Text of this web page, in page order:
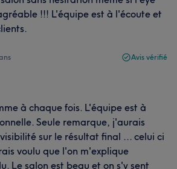
!!! L'équipe est à l'écoute et
Avis vérifié
à chaque fois. L'équipe est à
Seule remarque, j'aurais
sur le résultat final ... celui ci
voulu que l'on m'explique
Le salon est beau et on s'y sent